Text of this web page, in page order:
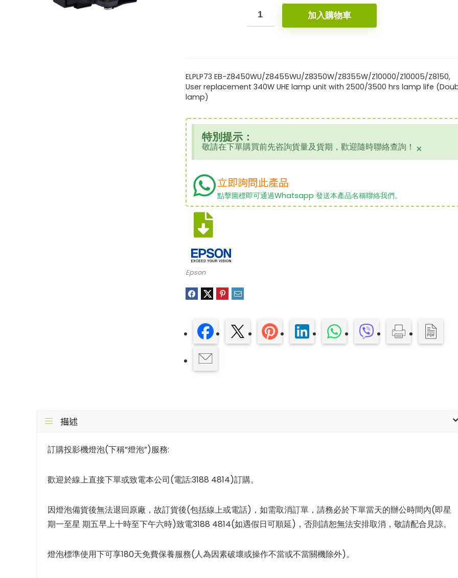
加入購物車
ELPLP73 EB-Z8450WU/Z8455WU/Z8350W/Z8355W/Z10000/Z10005/Z8150,
User replacement 340W UHE lamp unit with 2500/3500 hrs lamp life
lamp)
特別提示：
敬請在下單購買前先咨詢貨量及貨期，歡迎隨時聯絡查詢！ ×
立即詢問此產品
點擊圖標即可通過Whatsapp 發送本產品名稱聯絡我們。
Epson
描述
訂購投影機燈泡(下稱”燈泡”)服務:
歡迎於線上直接下單或致電本公司(電話:3188 4814)訂購。
因燈泡備貨後無法退回原廠，故訂貨後(包括線上或電話)，如需取消訂單，請務必於下單當天的辦公時間內(即星
期一至星 期五早上十時至下午六時)致電3188 4814(如遇假日可順延)，否則請恕無法安排取消，敬請配合見諒。
燈泡標準使用下可享180天免費保養服務(人為因素破壞或操作不當或不當關機除外)。
ViewSonic M1 Max 1080p 智慧型
LED 便攜式投影機 ⎜內建 Google TV
和原生 Netflix⎜內置電池
4,680.00 $4,399.00
新品上市！
ViewSonic LX720-4K 3,500
明 4K 智慧雷射家用投影機
$11,999.00